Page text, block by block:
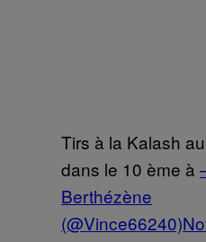
Tirs à la Kalash
dans le 10 ème à
Berthézène
(@Vince66240)